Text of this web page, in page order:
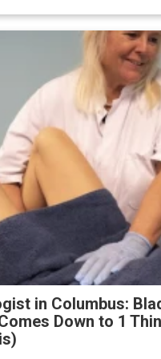
in Columbus:
Down to 1